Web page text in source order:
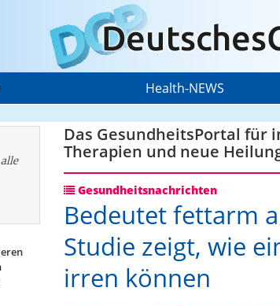
Health-NEWS
Das GesundheitsPortal für
Therapien und neue
Gesundheitsnachrichten
Bedeutet fettarm
Studie zeigt, wie
irren können